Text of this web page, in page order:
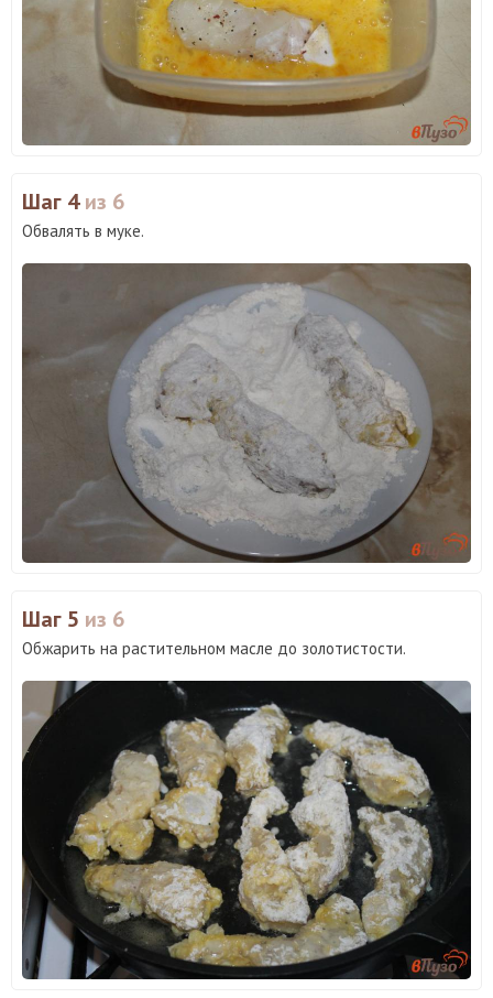
Шаг 4из 6
Обвалять в муке.
Шаг 5 из 6
Обжарить на растительном масле до золотистости.